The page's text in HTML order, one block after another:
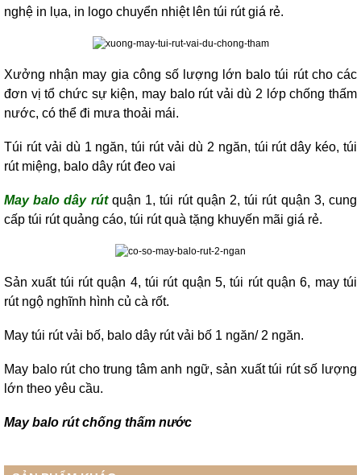
nghệ in lụa, in logo chuyển nhiệt lên túi rút giá rẻ.
Xưởng nhận may gia công số lượng lớn balo túi rút cho các
đơn vị tổ chức sự kiện, may balo rút vải dù 2 lớp chống thấm
nước, có thể đi mưa thoải mái.
Túi rút vải dù 1 ngăn, túi rút vải dù 2 ngăn, túi rút dây kéo, túi
rút miệng, balo dây rút đeo vai
May balo dây rútquận 1, túi rút quận 2, túi rút quận 3, cung
cấp túi rút quảng cáo, túi rút quà tặng khuyến mãi giá rẻ.
Sản xuất túi rút quận 4, túi rút quận 5, túi rút quận 6, may túi
rút ngộ nghĩnh hình củ cà rốt.
May túi rút vải bố, balo dây rút vải bố 1 ngăn/ 2 ngăn.
May balo rút cho trung tâm anh ngữ, sản xuất túi rút số lượng
lớn theo yêu cầu.
May balo rút chống thấm nước